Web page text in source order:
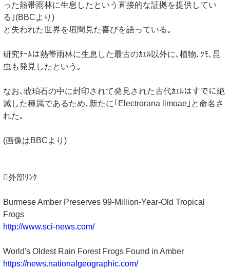
った熱帯雨林に生息したという直接的な証拠を提供してい
る｣(BBCより)
と失われた世界を垣間見た喜びを語っている｡
研究ﾁｰﾑは熱帯雨林に生息した最古のｶｴﾙ以外に､植物､ｸﾓ､昆
虫も発見したという｡
なお､琥珀石の中に封印されて発見された古代ｶｴﾙはすでに絶
滅した種属であるため､新たに｢Electrorana limoae｣と命名さ
れた｡
(画像はBBCより)
外部ﾘﾝｸ
Burmese Amber Preserves 99-Million-Year-Old Tropical
Frogs
http://www.sci-news.com/
World's Oldest Rain Forest Frogs Found in Amber
https://news.nationalgeographic.com/